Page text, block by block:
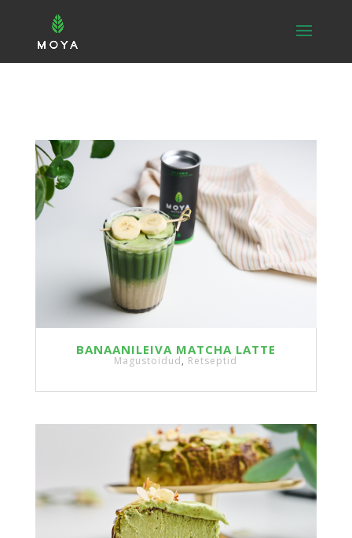
BANAANILEIVA MATCHA LATTE
Magustoidud, Retseptid